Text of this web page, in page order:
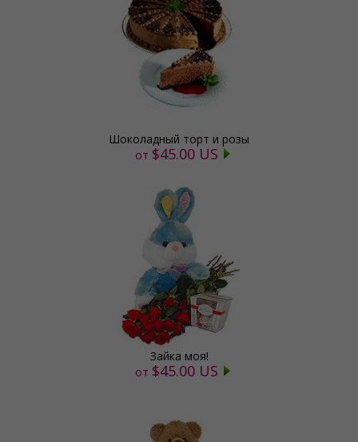
Шоколадный торт и розы
от $45.00 US
Зайка моя!
от $45.00 US